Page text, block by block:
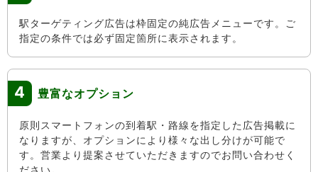
駅ターゲティング広告は枠固定の純広告メニューです。ご
指定の条件では必ず固定箇所に表示されます。
4 豊富なオプション
原則スマートフォンの到着駅・路線を指定した広告掲載に
なりますが、オプションにより様々な出し分けが可能で
す。営業より提案させていただきますのでお問い合わせく
ださい。